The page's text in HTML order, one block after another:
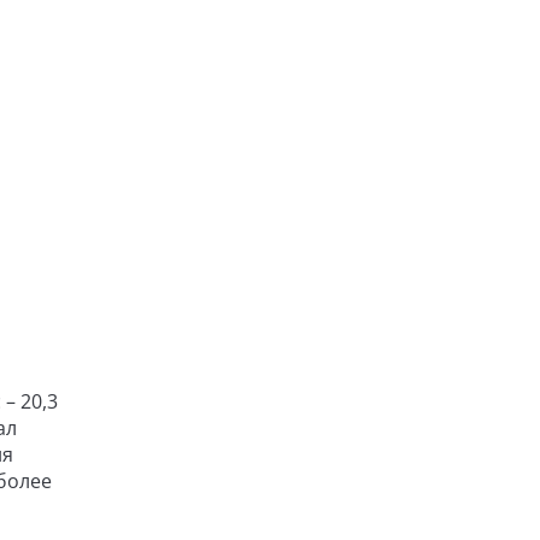
20,3